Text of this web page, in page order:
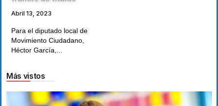
Abril 13, 2023
Para el diputado local de
Movimiento Ciudadano,
Héctor García,...
Más vistos